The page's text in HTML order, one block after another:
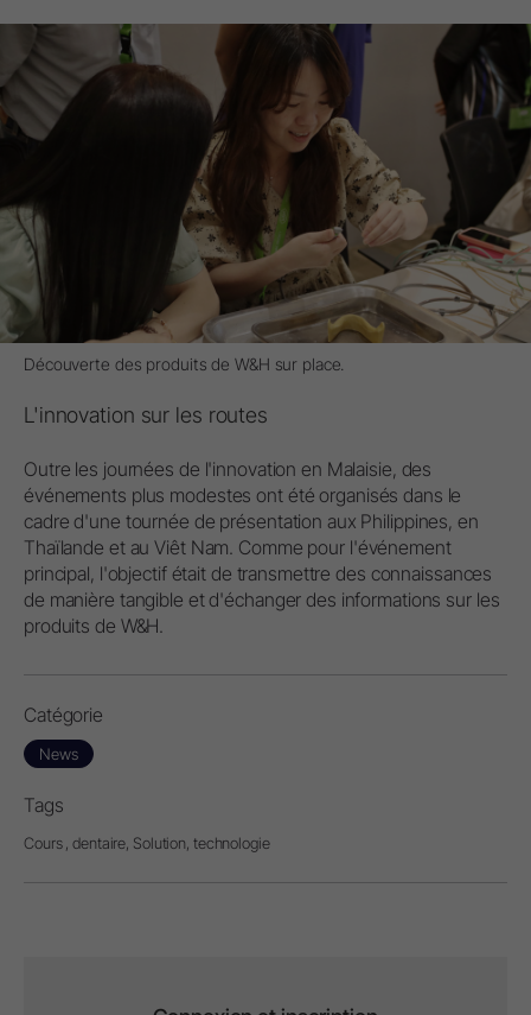
Découverte des produits de W&H sur place.
L'innovation sur les routes
Outre les journées de l'innovation en Malaisie, des
événements plus modestes ont été organisés dans le
cadre d'une tournée de présentation aux Philippines, en
Thaïlande et au Viêt Nam. Comme pour l'événement
principal, l'objectif était de transmettre des connaissances
de manière tangible et d'échanger des informations sur les
produits de W&H.
Catégorie
News
Tags
Cours , dentaire, Solution, technologie